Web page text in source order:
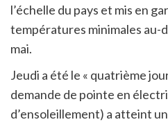
l’échelle du pays et mis en
températures minimales au-
mai.
Jeudi a été le « quatrième
demande de pointe en
d’ensoleillement) a atteint